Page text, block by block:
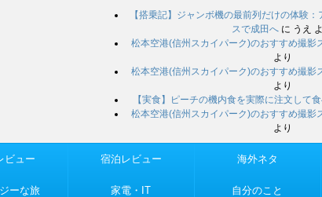
【搭乗記】ジャンボ機の最前列だけの体験
スで成田へ に うえ
松本空港(信州スカイパーク)のおすすめ撮影
より
松本空港(信州スカイパーク)のおすすめ撮影
より
【実食】ピーチの機内食を実際に注文して
松本空港(信州スカイパーク)のおすすめ撮影
より
ビュー 宿泊レビュー 海外ネタ
ーな旅 家電・IT 自分のこと